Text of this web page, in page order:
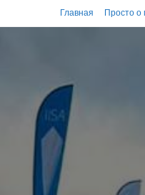
Главная Просто о